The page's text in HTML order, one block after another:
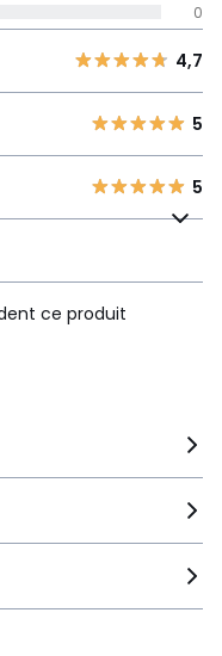
4,7
taille :Grand
ce produit
0
4,7
5
5
ce produit